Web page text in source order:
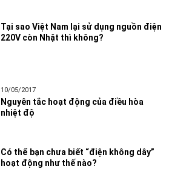
Tại sao Việt Nam lại sử dụng nguồn điện
220V còn Nhật thì không?
10/05/2017
Nguyên tắc hoạt động của điều hòa
nhiệt độ
Có thể bạn chưa biết “điện không dây”
hoạt động như thế nào?